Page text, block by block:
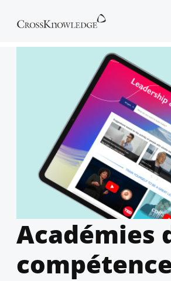
Académies